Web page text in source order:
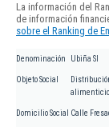
La información del
de información
sobre el Ranking de
Denominación Ubiña Sl
Objeto Social
Domicilio Social Calle